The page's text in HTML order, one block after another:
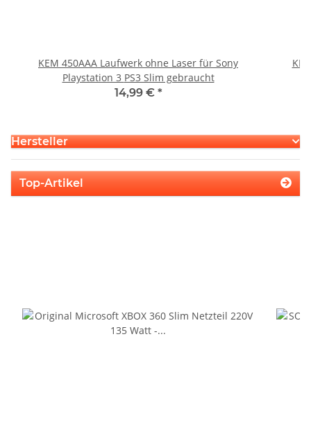
KEM 450AAA Laufwerk ohne Laser für Sony
Playstation 3 PS3 Slim gebraucht
14,99 € *
Hersteller
Top-Artikel